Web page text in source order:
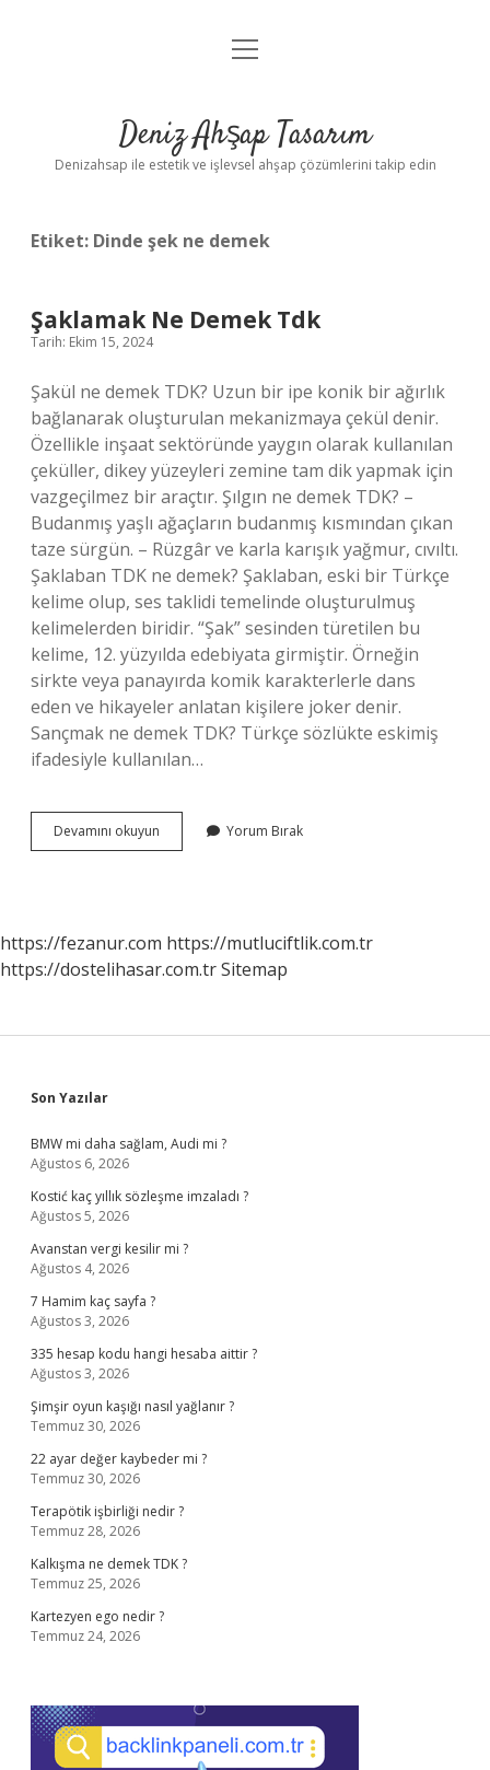
Anasayfa
Yasal Uyarı
menüyü
Deniz Ahşap Tasarım
Denizahsap ile estetik ve işlevsel ahşap çözümlerini takip edin
Etiket: Dinde şek ne demek
Şaklamak Ne Demek Tdk
Tarih: Ekim 15, 2024
Şakül ne demek TDK? Uzun bir ipe konik bir ağırlık
bağlanarak oluşturulan mekanizmaya çekül denir.
Özellikle inşaat sektöründe yaygın olarak kullanılan
çeküller, dikey yüzeyleri zemine tam dik yapmak için
vazgeçilmez bir araçtır. Şılgın ne demek TDK? –
Budanmış yaşlı ağaçların budanmış kısmından çıkan
taze sürgün. – Rüzgâr ve karla karışık yağmur, cıvıltı.
Şaklaban TDK ne demek? Şaklaban, eski bir Türkçe
kelime olup, ses taklidi temelinde oluşturulmuş
kelimelerden biridir. “Şak” sesinden türetilen bu
kelime, 12. yüzyılda edebiyata girmiştir. Örneğin
sirkte veya panayırda komik karakterlerle dans
eden ve hikayeler anlatan kişilere joker denir.
Sançmak ne demek TDK? Türkçe sözlükte eskimiş
ifadesiyle kullanılan…
Devamını okuyun Şaklamak
Ne
Yorum Bırak
https://fezanur.com https://mutluciftlik.com.tr
https://dostelihasar.com.trSitemap
Sidebar
Son Yazılar
BMW mi daha sağlam, Audi mi ?
Ağustos 6, 2026
Kostić kaç yıllık sözleşme imzaladı ?
Ağustos 5, 2026
Avanstan vergi kesilir mi ?
Ağustos 4, 2026
7 Hamim kaç sayfa ?
Ağustos 3, 2026
335 hesap kodu hangi hesaba aittir ?
Ağustos 3, 2026
Şimşir oyun kaşığı nasıl yağlanır ?
Temmuz 30, 2026
22 ayar değer kaybeder mi ?
Temmuz 30, 2026
Terapötik işbirliği nedir ?
Temmuz 28, 2026
Kalkışma ne demek TDK ?
Temmuz 25, 2026
Kartezyen ego nedir ?
Temmuz 24, 2026